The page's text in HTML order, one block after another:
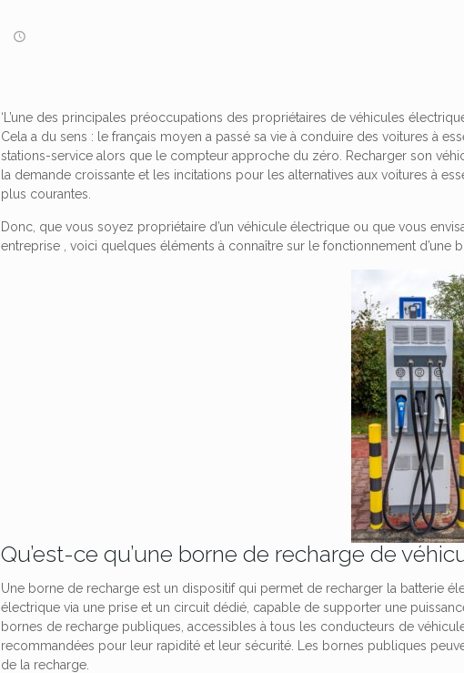
‘L’une des principales préoccupations des propriétaires de véhicules
Cela a du sens : le français moyen a passé sa vie à conduire des voitures à
stations-service alors que le compteur approche du zéro. Recharger son
la demande croissante et les incitations pour les alternatives aux voitures à
plus courantes.
Donc, que vous soyez propriétaire d’un véhicule électrique ou que vous
entreprise , voici quelques éléments à connaître sur le fonctionnement d’une
Qu’est-ce qu’une borne de recharge de
Une borne de recharge est un dispositif qui permet de recharger la batterie
électrique via une prise et un circuit dédié, capable de supporter une
bornes de recharge publiques, accessibles à tous les conducteurs de
recommandées pour leur rapidité et leur sécurité. Les bornes publiques
de la recharge.